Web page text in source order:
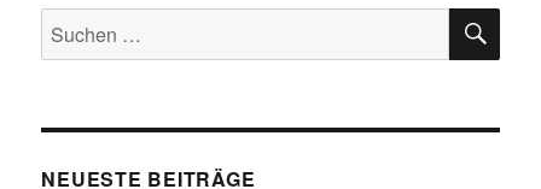
Suche
nach:
NEUESTE BEITRÄGE